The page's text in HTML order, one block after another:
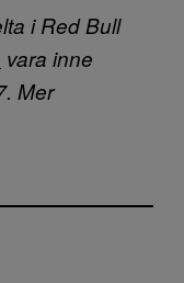
i Red Bull
vara inne
Mer